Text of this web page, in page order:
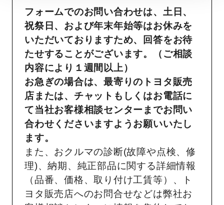
フォームでのお問い合わせは、土日、
祝祭日、および年末年始等はお休みを
いただいておりますため、回答をお待
たせすることがございます。（ご相談
内容により１週間以上）
お急ぎの場合は、最寄りのトヨタ販売
店または、チャットもしくはお電話に
て当社お客様相談センターまでお問い
合わせくださいますようお願いいたし
ます。
また、おクルマの診断(故障や点検、修
理)、納期、純正部品に関する詳細情報
（品番、価格、取り付け工賃等）、ト
ヨタ販売店へのお問合せなどは弊社お